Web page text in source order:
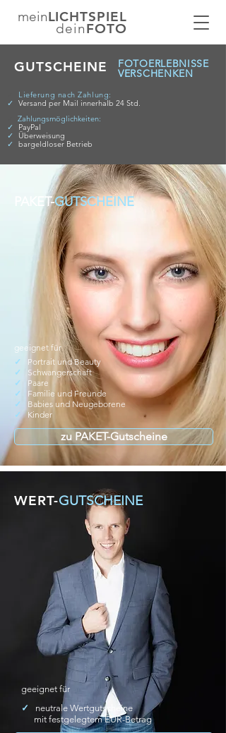
meinLICHTSPIEL
deinFOTO
GUTSCHEINE FOTOERLEBNISSE
VERSCHENKEN
Lieferung nach Zahlung:
✓
Versand per Mail innerhalb 24 Std.
Zahlungsmöglichkeiten:
✓
PayPal
✓
Überweisung
✓
bargeldloser Betrieb
PAKET-GUTSCHEINE
geeignet für
✓ Portrait und Beauty
✓ Schwangerschaft
✓ Paare
✓ Familie und Freunde
✓ Babies und Neugeborene
✓ Kinder
zu PAKET-Gutscheine
WERT-GUTSCHEINE
geeignet für
✓
neutrale Wertgutscheine
mit festgelegtem EUR-Betrag